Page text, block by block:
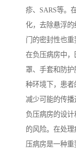
疹、SARS等。
化，去除悬浮
门的密封性也重
在负压病房中
罩、手套和防
种环境下，患
减少可能的传播
负压病房的设
的风险。在处
压病房是一种重